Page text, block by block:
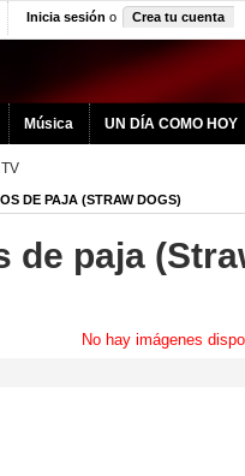
Inicia sesión o Crea tu cuenta
Música UN DÍA COMO HOY
TV
DE PAJA (STRAW DOGS)
de paja
No hay imágenes